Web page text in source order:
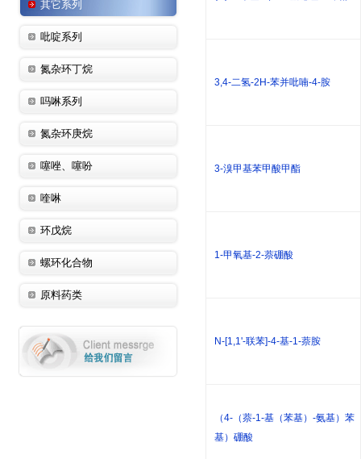
其它系列
吡啶系列
氮杂环丁烷
吗啉系列
氮杂环庚烷
噻唑、噻吩
喹啉
环戊烷
螺环化合物
原料药类
3,4-二氢-2H-苯并吡喃-4-胺
3-溴甲基苯甲酸甲酯
1-甲氧基-2-萘硼酸
N-[1,1'-联苯]-4-基-1-萘胺
（4-（萘-1-基（苯基）-氨基）苯
基）硼酸